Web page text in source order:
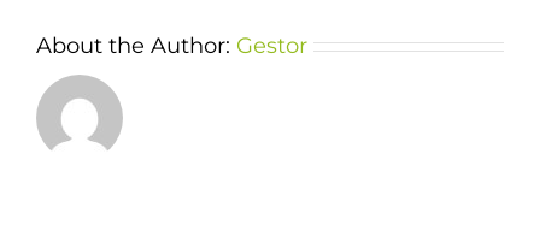
About the Author: Gestor